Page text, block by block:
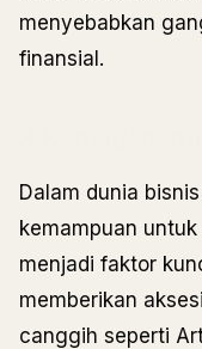
menyebabkan
finansial.
Dalam dunia
kemampuan
menjadi faktor
memberikan
canggih seperti